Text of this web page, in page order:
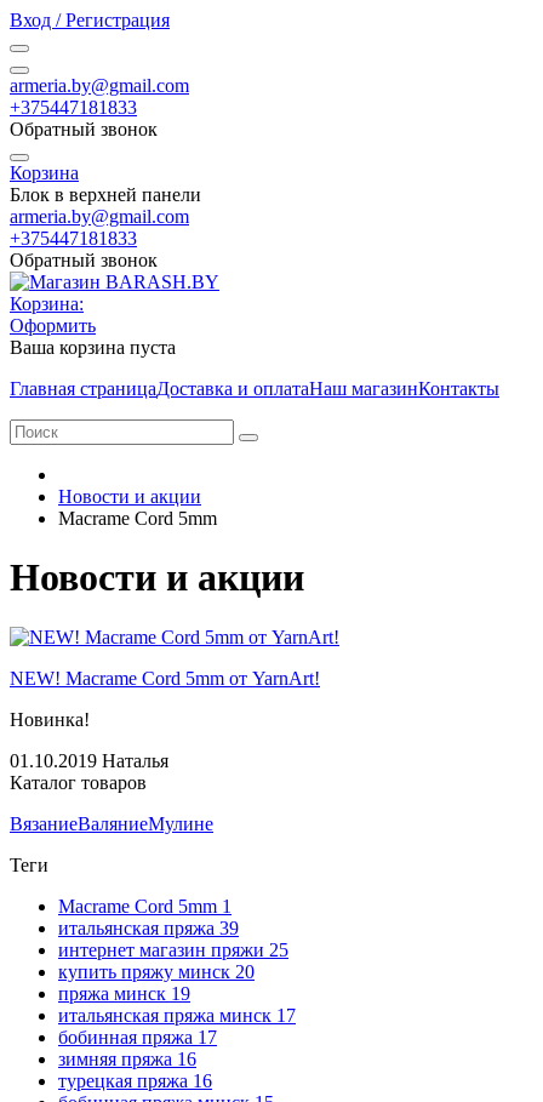
Вход / Регистрация
armeria.by@gmail.com
+375447181833
Обратный звонок
Корзина
Блок в верхней панели
armeria.by@gmail.com
+375447181833
Обратный звонок
Корзина:
Оформить
Ваша корзина пуста
Главная страницаДоставка и оплатаНаш магазинКонтакты
Новости и акции
Macrame Cord 5mm
Новости и акции
NEW! Macrame Cord 5mm от YarnArt!
Новинка!
01.10.2019 Наталья
Каталог товаров
ВязаниеВаляниеМулине
Теги
Macrame Cord 5mm 1
итальянская пряжа 39
интернет магазин пряжи 25
купить пряжу минск 20
пряжа минск 19
итальянская пряжа минск 17
бобинная пряжа 17
зимняя пряжа 16
турецкая пряжа 16